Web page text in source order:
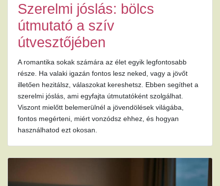
Szerelmi jóslás: bölcs
útmutató a szív
útvesztőjében
A romantika sokak számára az élet egyik legfontosabb
része. Ha valaki igazán fontos lesz neked, vagy a jövőt
illetően hezitálsz, válaszokat kereshetsz. Ebben segíthet a
szerelmi jóslás, ami egyfajta útmutatóként szolgálhat.
Viszont mielőtt belemerülnél a jövendölések világába,
fontos megérteni, miért vonzódsz ehhez, és hogyan
használhatod ezt okosan.